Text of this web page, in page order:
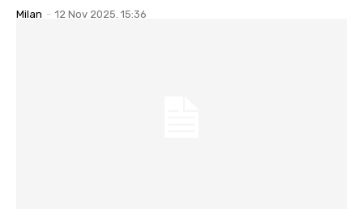
Milan - 12 Nov 2025. 15:36